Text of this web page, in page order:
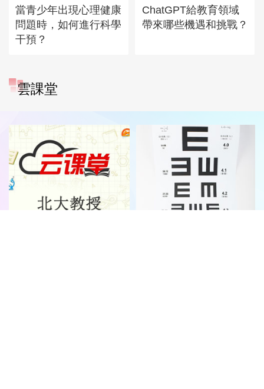
當青少年出現心理健康
問題時，如何進行科學
干預？
ChatGPT給教育領域
帶來哪些機遇和挑戰？
雲課堂